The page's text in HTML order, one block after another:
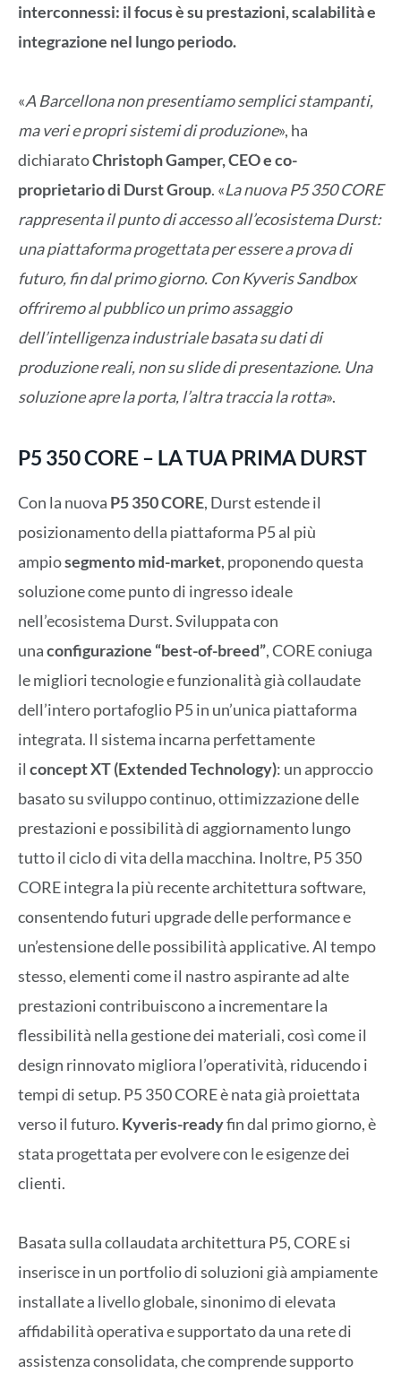
interconnessi: il focus è su prestazioni, scalabilità e
integrazione nel lungo periodo.
«A Barcellona non presentiamo semplici stampanti,
ma veri e propri sistemi di produzione», ha
dichiaratoChristoph Gamper, CEO e co-
proprietario di Durst Group. «La nuova P5 350 CORE
rappresenta il punto di accesso all’ecosistema Durst:
una piattaforma progettata per essere a prova di
futuro, fin dal primo giorno. Con Kyveris Sandbox
offriremo al pubblico un primo assaggio
dell’intelligenza industriale basata su dati di
produzione reali, non su slide di presentazione. Una
soluzione apre la porta, l’altra traccia la rotta».
P5 350 CORE – LA TUA PRIMA DURST
Con la nuova P5 350 CORE, Durst estende il
posizionamento della piattaforma P5 al più
ampiosegmento mid-market, proponendo questa
soluzione come punto di ingresso ideale
nell’ecosistema Durst. Sviluppata con
unaconfigurazione “best-of-breed”, CORE coniuga
le migliori tecnologie e funzionalità già collaudate
dell’intero portafoglio P5 in un’unica piattaforma
integrata. Il sistema incarna perfettamente
il concept XT (Extended Technology): un approccio
basato su sviluppo continuo, ottimizzazione delle
prestazioni e possibilità di aggiornamento lungo
tutto il ciclo di vita della macchina. Inoltre, P5 350
CORE integra la più recente architettura software,
consentendo futuri upgrade delle performance e
un’estensione delle possibilità applicative. Al tempo
stesso, elementi come il nastro aspirante ad alte
prestazioni contribuiscono a incrementare la
flessibilità nella gestione dei materiali, così come il
design rinnovato migliora l’operatività, riducendo i
tempi di setup. P5 350 CORE è nata già proiettata
verso il futuro. Kyveris-readyfin dal primo giorno, è
stata progettata per evolvere con le esigenze dei
clienti.
Basata sulla collaudata architettura P5, CORE si
inserisce in un portfolio di soluzioni già ampiamente
installate a livello globale, sinonimo di elevata
affidabilità operativa e supportato da una rete di
assistenza consolidata, che comprende supporto